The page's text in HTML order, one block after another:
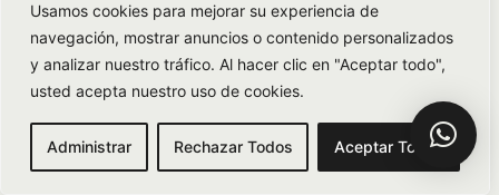
Usamos cookies para mejorar su experiencia de
navegación, mostrar anuncios o contenido personalizados
y analizar nuestro tráfico. Al hacer clic en "Aceptar todo",
usted acepta nuestro uso de cookies.
Administrar Rechazar Todos Aceptar Todos